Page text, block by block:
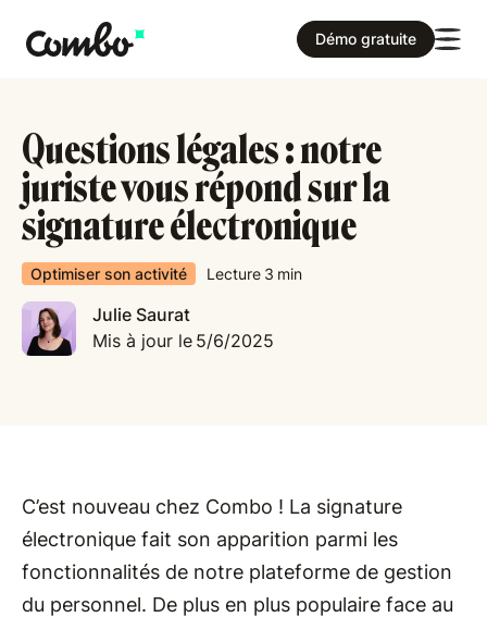
Démo gratuite
Questions légales : notre
juriste vous répond sur la
signature électronique
Optimiser son activité Lecture 3 min
Julie Saurat
Mis à jour le 5/6/2025
C’est nouveau chez Combo ! La signature
électronique fait son apparition parmi les
fonctionnalités de notre plateforme de gestion
du personnel. De plus en plus populaire face au